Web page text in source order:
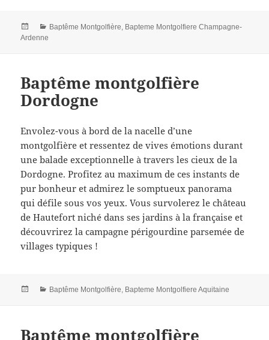
Posted
on
Categories
Baptême Montgolfière Bapteme Montgolfiere Champagne-
Ardenne
Baptême montgolfière
Dordogne
Envolez-vous à bord de la nacelle d’une
montgolfière et ressentez de vives émotions durant
une balade exceptionnelle à travers les cieux de la
Dordogne. Profitez au maximum de ces instants de
pur bonheur et admirez le somptueux panorama
qui défile sous vos yeux. Vous survolerez le château
de Hautefort niché dans ses jardins à la française et
découvrirez la campagne périgourdine parsemée de
villages typiques !
PostedCategories
Baptême Montgolfière, Bapteme Montgolfiere Aquitaine
Baptême montgolfière